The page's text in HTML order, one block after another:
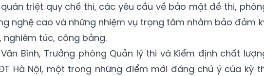
triệt quy chế thi, các yêu cầu về bảo mật đề thi,
nghệ cao và những nhiệm vụ trọng tâm nhằm bảo đảm
nghiêm túc, công bằng.
Bình, Trưởng phòng Quản lý thi và Kiểm định chất
Hà Nội, một trong những điểm mới đáng chú ý của kỳ